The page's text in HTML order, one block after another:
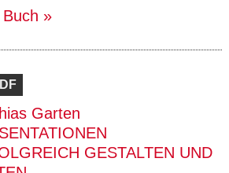
Garten
GESTALTEN UND